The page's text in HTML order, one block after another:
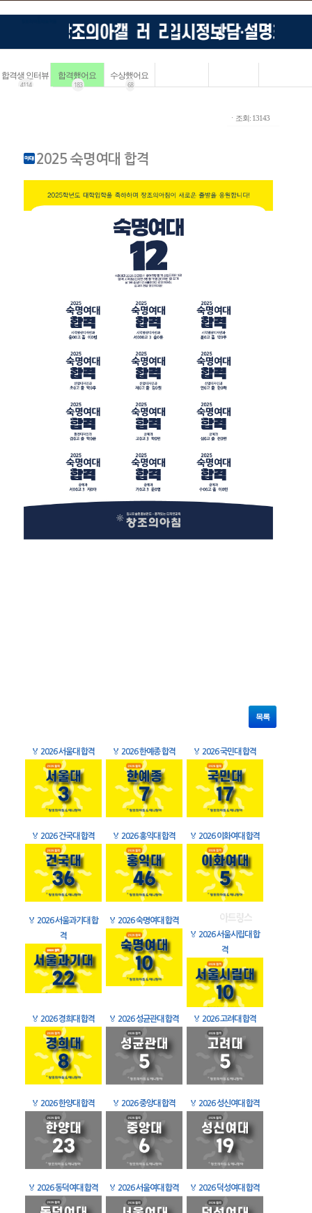
합격생 인터뷰
4114
합격했어요
183
수상했어요
68
ㆍ조회: 13143
2025 숙명여대 합격
목록
🏅 2026 서울대 합격 🏅 2026 한예종 합격 🏅 2026 국민대 합격
🏅 2026 건국대 합격 🏅 2026 홍익대 합격 🏅 2026 이화여대 합격
🏅 2026 서울과기대 합
격
🏅 2026 숙명여대 합격
🏅 2026 서울시립대 합
격
🏅 2026 경희대 합격 🏅 2026 성균관대 합격 🏅 2026 고려대 합격
🏅 2026 한양대 합격 🏅 2026 중앙대 합격 🏅 2026 성신여대 합격
🏅 2026 동덕여대 합격 🏅 2026 서울여대 합격 🏅 2026 덕성여대 합격